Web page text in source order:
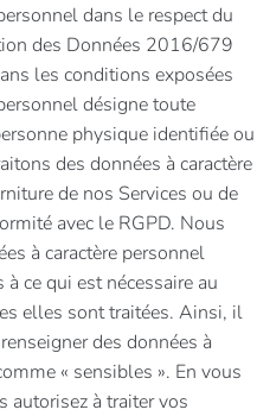
dans le respect du
des Données 2016/679
les conditions exposées
désigne toute
physique identifiée ou
des données à caractère
de nos Services ou de
avec le RGPD. Nous
à caractère personnel
ce qui est nécessaire au
elles sont traitées. Ainsi, il
des données à
« sensibles ». En vous
autorisez à traiter vos